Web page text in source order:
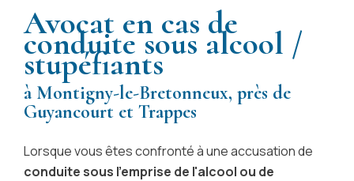
Avocat en cas de
conduite sous alcool /
stupéfiants
à Montigny-le-Bretonneux, près de
Guyancourt et Trappes
Lorsque vous êtes confronté à une accusation de
conduite sous l'emprise de l'alcool ou de